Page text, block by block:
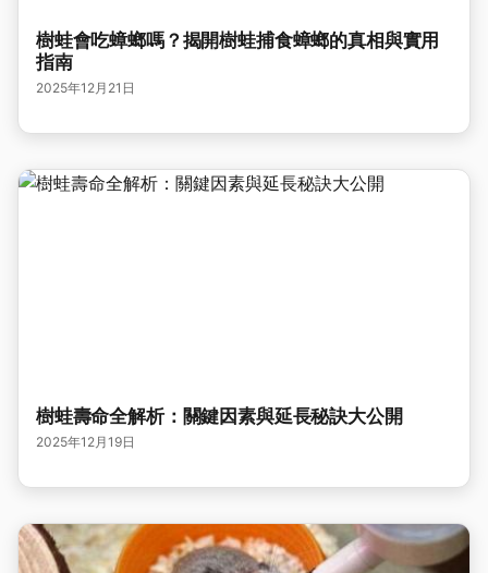
樹蛙會吃蟑螂嗎？揭開樹蛙捕食蟑螂的真相與實用
指南
2025年12月21日
樹蛙壽命全解析：關鍵因素與延長秘訣大公開
2025年12月19日